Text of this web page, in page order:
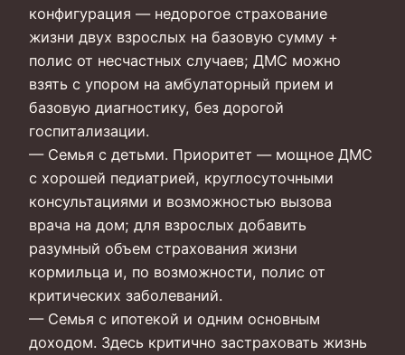
конфигурация — недорогое страхование
жизни двух взрослых на базовую сумму +
полис от несчастных случаев; ДМС можно
взять с упором на амбулаторный прием и
базовую диагностику, без дорогой
госпитализации.
— Семья с детьми. Приоритет — мощное ДМС
с хорошей педиатрией, круглосуточными
консультациями и возможностью вызова
врача на дом; для взрослых добавить
разумный объем страхования жизни
кормильца и, по возможности, полис от
критических заболеваний.
— Семья с ипотекой и одним основным
доходом. Здесь критично застраховать жизнь